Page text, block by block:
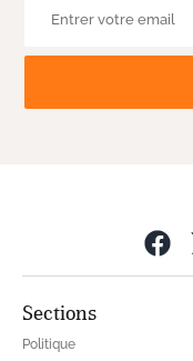
Sections
Politique